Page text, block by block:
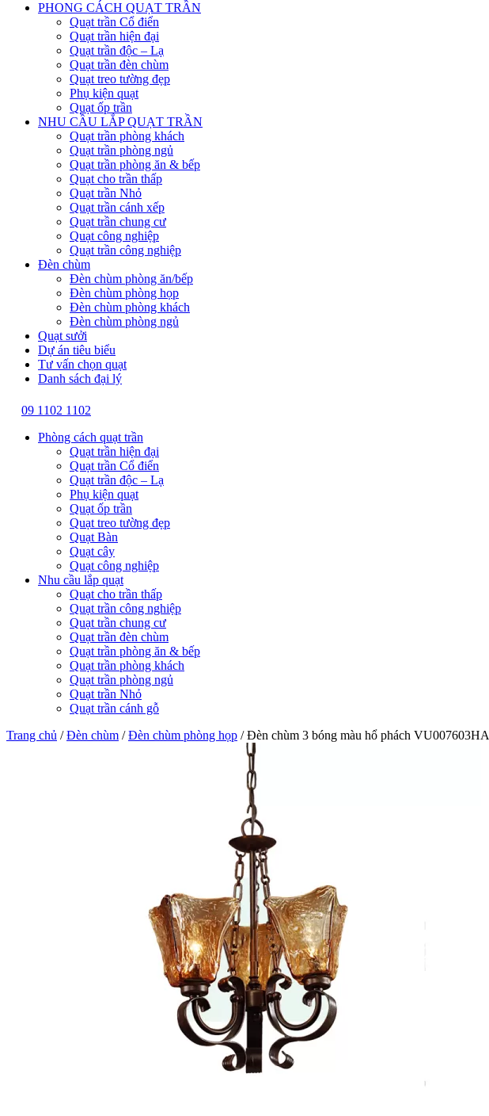
PHONG CÁCH QUẠT TRẦN
Quạt trần Cổ điển
Quạt trần hiện đại
Quạt trần độc – Lạ
Quạt trần đèn chùm
Quạt treo tường đẹp
Phụ kiện quạt
Quạt ốp trần
NHU CẦU LẮP QUẠT TRẦN
Quạt trần phòng khách
Quạt trần phòng ngủ
Quạt trần phòng ăn & bếp
Quạt cho trần thấp
Quạt trần Nhỏ
Quạt trần cánh xếp
Quạt trần chung cư
Quạt công nghiệp
Quạt trần công nghiệp
Đèn chùm
Đèn chùm phòng ăn/bếp
Đèn chùm phòng họp
Đèn chùm phòng khách
Đèn chùm phòng ngủ
Quạt sưởi
Dự án tiêu biểu
Tư vấn chọn quạt
Danh sách đại lý
09 1102 1102
Phòng cách quạt trần
Quạt trần hiện đại
Quạt trần Cổ điển
Quạt trần độc – Lạ
Phụ kiện quạt
Quạt ốp trần
Quạt treo tường đẹp
Quạt Bàn
Quạt cây
Quạt công nghiệp
Nhu cầu lắp quạt
Quạt cho trần thấp
Quạt trần công nghiệp
Quạt trần chung cư
Quạt trần đèn chùm
Quạt trần phòng ăn & bếp
Quạt trần phòng khách
Quạt trần phòng ngủ
Quạt trần Nhỏ
Quạt trần cánh gỗ
Trang chủ /Đèn chùm /Đèn chùm phòng họp /Đèn chùm 3 bóng màu hổ phách VU007603HA